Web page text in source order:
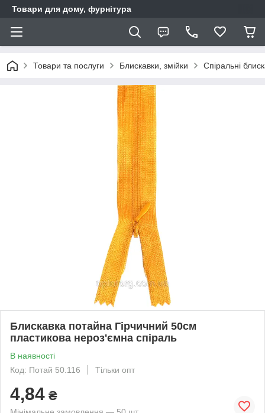
Товари для дому, фурнітура
Товари та послуги Блискавки, змійки Спіральні
Блискавка потайна Гірчичний 50см
пластикова нероз'ємна спіраль
В наявності
Код: Потай 50.116
Тільки опт
4,84 ₴